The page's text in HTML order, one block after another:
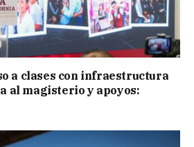
a clases con infraestructura
al magisterio y apoyos: